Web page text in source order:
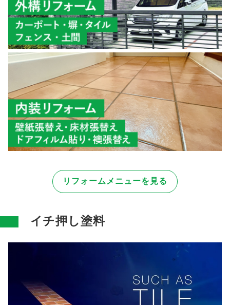
リフォームメニューを見る
イチ押し塗料